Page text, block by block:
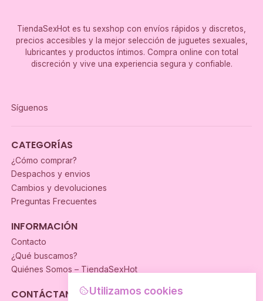
TiendaSexHot es tu sexshop con envíos rápidos y discretos,
precios accesibles y la mejor selección de juguetes sexuales,
lubricantes y productos íntimos. Compra online con total
discreción y vive una experiencia segura y confiable.
Síguenos
CATEGORÍAS
¿Cómo comprar?
Despachos y envios
Cambios y devoluciones
Preguntas Frecuentes
INFORMACIÓN
Contacto
¿Qué buscamos?
Quiénes Somos – TiendaSexHot
CONTÁCTANOS Utilizamos cookies